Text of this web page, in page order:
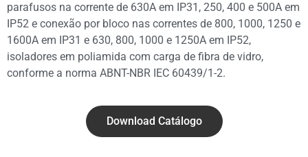
parafusos na corrente de 630A em IP31, 250, 400 e 500A em
IP52 e conexão por bloco nas correntes de 800, 1000, 1250 e
1600A em IP31 e 630, 800, 1000 e 1250A em IP52,
isoladores em poliamida com carga de fibra de vidro,
conforme a norma ABNT-NBR IEC 60439/1-2.
Download Catálogo